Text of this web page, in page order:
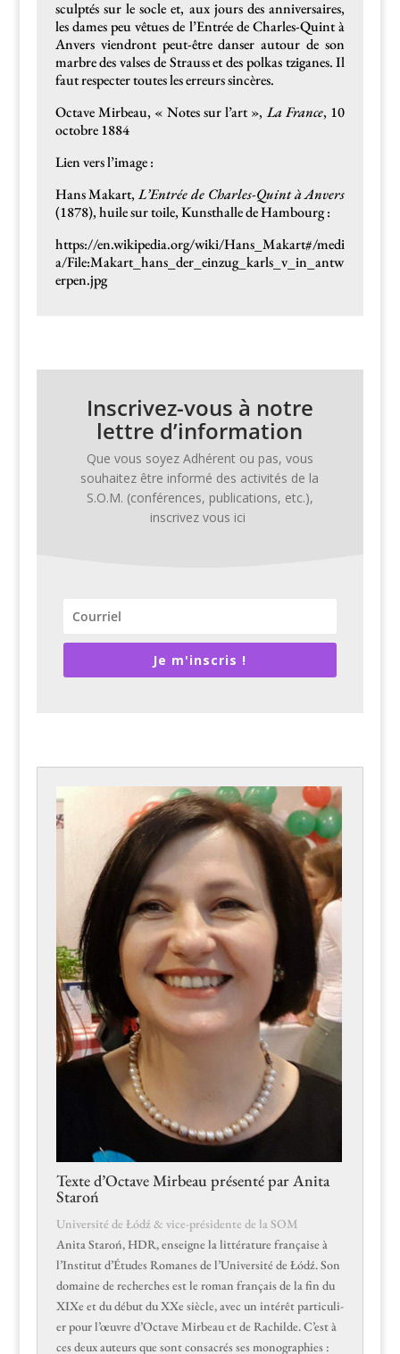
sculp­tés sur le socle et, aux jours des anniver­saires,
les dames peu vêtues de l’Entrée de Charles-Quint à
Anvers vien­dront peut-être danser autour de son
mar­bre des valses de Strauss et des polkas tzi­ganes. Il
faut respecter toutes les erreurs sincères.
Octave Mir­beau, « Notes sur l’art »,La France, 10
octo­bre 1884
Lien vers l’image :
Hans Makart,L’Entrée de Charles-Quint à Anvers
(1878), huile sur toile, Kun­sthalle de Hambourg :
https://en.wikipedia.org/wiki/Hans_Makart#/medi
a/File:Makart_hans_der_einzug_karls_v_in_antw
erpen.jpg
Inscrivez-vous à notre
lettre d’information
Que vous soyez Adhérent ou pas, vous
souhaitez être infor­mé des activ­ités de la
S.O.M. (con­férences, pub­li­ca­tions, etc.),
inscrivez vous ici
Je m'inscris !
Texte d’Octave Mirbeau présenté par Anita
Staroń
Uni­ver­sité de Łódź & vice-prési­dente de la SOM
Ani­ta Staroń, HDR, enseigne la lit­téra­ture française à
l’Institut d’Études Romanes de l’Université de Łódź. Son
domaine de recherch­es est le roman français de la fin du
XIXe et du début du XXe siè­cle, avec un intérêt par­ti­c­uli­
er pour l’œuvre d’Octave Mir­beau et de Rachilde. C’est à
ces deux auteurs que sont con­sacrés ses mono­gra­phies :